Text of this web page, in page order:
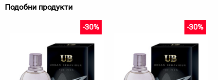
Подобни продукти
-30% -30%